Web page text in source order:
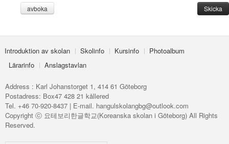
avboka
Introduktion av skolan Skolinfo Kursinfo
Photoalbum
Lärarinfo
Anslagstavlan
Address : Karl Johanstorget 1, 414 61 Göteborg
Postadress: Box47 428 21 kållered
Tel. +46 70-920-8437 | E-mail. hangulskolangbg@outlook.com
Copyright ⓒ 요테보리한글학교(Koreanska skolan i Göteborg) All Rights
Reserved.